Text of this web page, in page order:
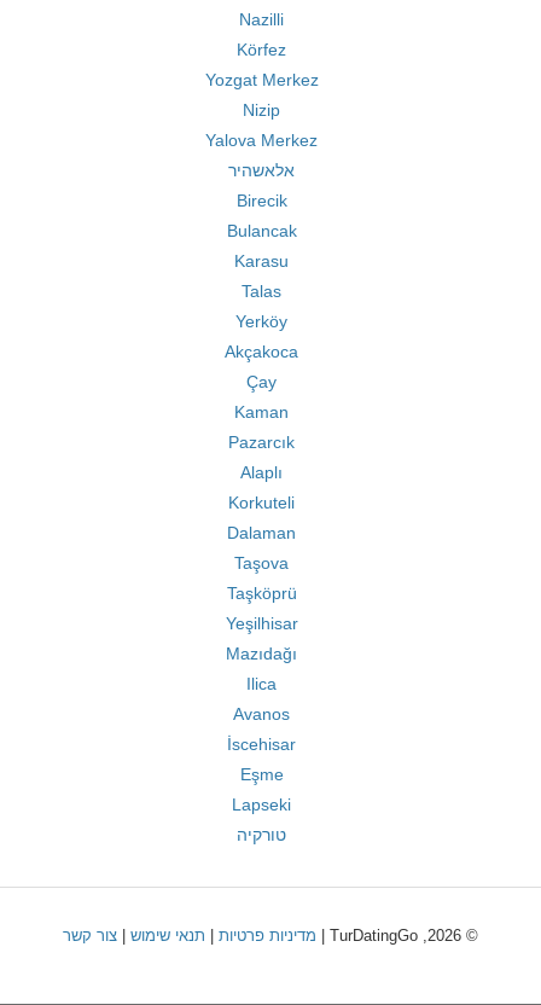
Nazilli
Körfez
Yozgat Merkez
Nizip
Yalova Merkez
אלאשהיר
Birecik
Bulancak
Karasu
Talas
Yerköy
Akçakoca
Çay
Kaman
Pazarcık
Alaplı
Korkuteli
Dalaman
Taşova
Taşköprü
Yeşilhisar
Mazıdağı
Ilica
Avanos
İscehisar
Eşme
Lapseki
טורקיה
© 2026, TurDatingGo | מדיניות פרטיות תנאי שימוש צור קשר